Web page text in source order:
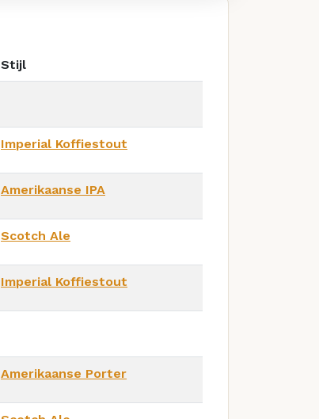
Stijl
Imperial Koffiestout
Amerikaanse IPA
Scotch Ale
Imperial Koffiestout
Amerikaanse Porter